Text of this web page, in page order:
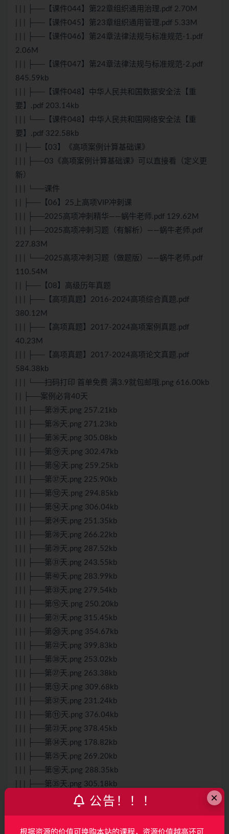
| | | ├──【课件044】第22章组织通用治理.pdf 2.70M
| | | ├──【课件045】第23章组织通用管理.pdf 5.33M
| | | ├──【课件046】第24章法律法规与标准规范-1.pdf
2.06M
| | | ├──【课件047】第24章法律法规与标准规范-2.pdf
845.59kb
| | | ├──【课件048】中华人民共和国数据安全法【重
要】.pdf 203.14kb
| | | └──【课件048】中华人民共和国网络安全法【重
要】.pdf 322.58kb
| | ├──【03】《高项案例计算基础课》
| | | ├──03《高项案例计算基础课》可以直接看（定义更
新）
| | | └──课件
| | ├──【06】25上高项VIP冲刺课
| | | ├──2025高项冲刺精华——蜗牛老师.pdf 129.62M
| | | ├──2025高项冲刺习题（有解析）——蜗牛老师.pdf
227.83M
| | | └──2025高项冲刺习题（做题版）——蜗牛老师.pdf
110.54M
| | ├──【08】高级历年真题
| | | ├──【高项真题】2016-2024高项综合真题.pdf
380.12M
| | | ├──【高项真题】2017-2024高项案例真题.pdf
40.23M
| | | ├──【高项真题】2017-2024高项论文真题.pdf
584.38kb
| | | └──扫码打印 首单免费 满3.9就包邮哦.png 616.00kb
| | ├──案例必背40天
| | | ├──第㊴天.png 257.21kb
| | | ├──第㉖天.png 271.23kb
| | | ├──第㊱天.png 305.08kb
| | | ├──第⑲天.png 302.47kb
| | | ├──第⑯天.png 259.25kb
| | | ├──第㊲天.png 225.90kb
| | | ├──第⑫天.png 294.85kb
| | | ├──第⑭天.png 306.04kb
| | | ├──第㉔天.png 251.35kb
| | | ├──第㉘天.png 266.22kb
| | | ├──第㉙天.png 287.52kb
| | | ├──第㉛天.png 243.55kb
| | | ├──第㊵天.png 283.99kb
| | | ├──第㉝天.png 279.54kb
| | | ├──第⑮天.png 250.20kb
| | | ├──第㉑天.png 315.45kb
| | | ├──第⑳天.png 354.67kb
| | | ├──第㉒天.png 399.83kb
| | | ├──第㊳天.png 253.02kb
| | | ├──第㉗天.png 263.38kb
| | | ├──第⑬天.png 309.68kb
| | | ├──第㉜天.png 231.24kb
| | | ├──第⑪天.png 376.04kb
| | | ├──第㉓天.png 378.45kb
| | | ├──第㉞天.png 178.82kb
| | | ├──第㉕天.png 269.20kb
| | | ├──第⑱天.png 288.35kb
| | | ├──第㉟天.png 305.18kb
| | | ├──第㉚天.png 303.40kb
×
公告！！！
根据资源的价值可换购本站的课程，资源价值越高还可